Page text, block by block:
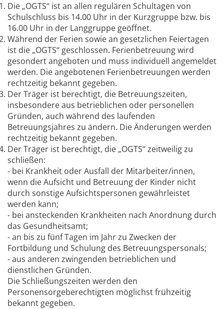
Die „OGTS“ ist an allen regulären Schultagen von
Schulschluss bis 14.00 Uhr in der Kurzgruppe bzw. bis
16.00 Uhr in der Langgruppe geöffnet.
Während der Ferien sowie an gesetzlichen Feiertagen
ist die „OGTS“ geschlossen. Ferienbetreuung wird
gesondert angeboten und muss individuell angemeldet
werden. Die angebotenen Ferienbetreuungen werden
rechtzeitig bekannt gegeben.
Der Träger ist berechtigt, die Betreuungszeiten,
insbesondere aus betrieblichen oder personellen
Gründen, auch während des laufenden
Betreuungsjahres zu ändern. Die Änderungen werden
rechtzeitig bekannt gegeben.
Der Träger ist berechtigt, die „OGTS“ zeitweilig zu
schließen:
- bei Krankheit oder Ausfall der Mitarbeiter/innen,
wenn die Aufsicht und Betreuung der Kinder nicht
durch sonstige Aufsichtspersonen gewährleistet
werden kann;
- bei ansteckenden Krankheiten nach Anordnung durch
das Gesundheitsamt;
- an bis zu fünf Tagen im Jahr zu Zwecken der
Fortbildung und Schulung des Betreuungspersonals;
- aus anderen zwingenden betrieblichen und
dienstlichen Gründen.
Die Schließungszeiten werden den
Personensorgeberechtigten möglichst frühzeitig
bekannt gegeben.